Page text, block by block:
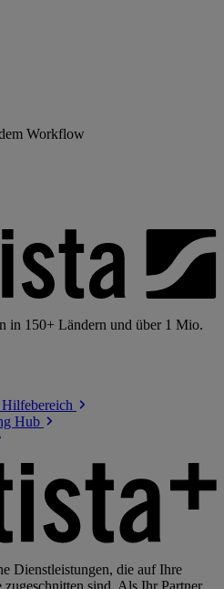
Workflow
in 150+ Ländern und über 1 Mio.
Hilfebereich
Hub
Dienstleistungen, die auf Ihre
zugeschnitten sind. Als Ihr Partner